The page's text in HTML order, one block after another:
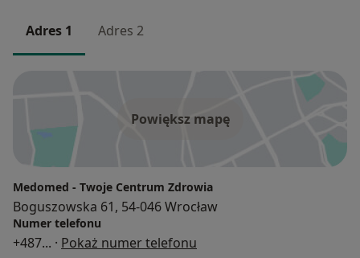
Adres 1 Adres 2
Powiększ mapę
Medomed - Twoje Centrum Zdrowia
Boguszowska 61, 54-046 Wrocław
Numer telefonu
+487... · Pokaż numer telefonu